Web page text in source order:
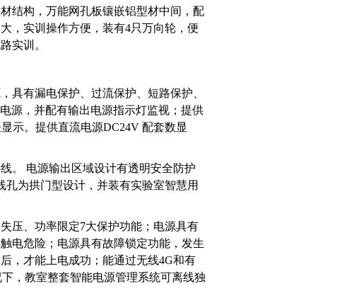
结构，万能网孔板镶嵌铝型材中间，配
，实训操作方便，装有4只万向轮，便
实训。
具有漏电保护、过流保护、短路保护、
源，并配有输出电源指示灯监视；提供
示。提供直流电源DC24V 配套数显
。 电源输出区域设计有透明安全防护
为拱门型设计，并装有实验室智慧用
压、功率限定7大保护功能；电源具有
电危险；电源具有故障锁定功能，发生
，才能上电成功；能通过无线4G和有
，教室整套智能电源管理系统可离线独